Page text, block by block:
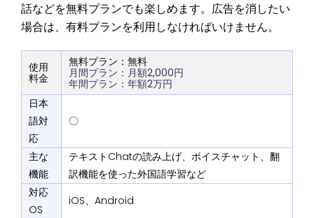
話などを無料プランでも楽しめます。広告を消したい
場合は、有料プランを利用しなければいけません。
使用
料金
無料プラン：無料
月間プラン：月額2,000円
年間プラン：年額2万円
日本
語対
応
〇
主な
機能
テキストChatの読み上げ、ボイスチャット、翻
訳機能を使った外国語学習など
対応
OS
iOS、Android